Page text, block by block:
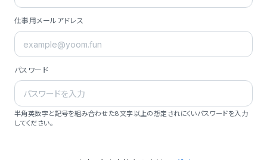
仕事用メールアドレス
パスワード
半角英数字と記号を組み合わせた8文字以上の想定されにくいパスワードを入力
してください。